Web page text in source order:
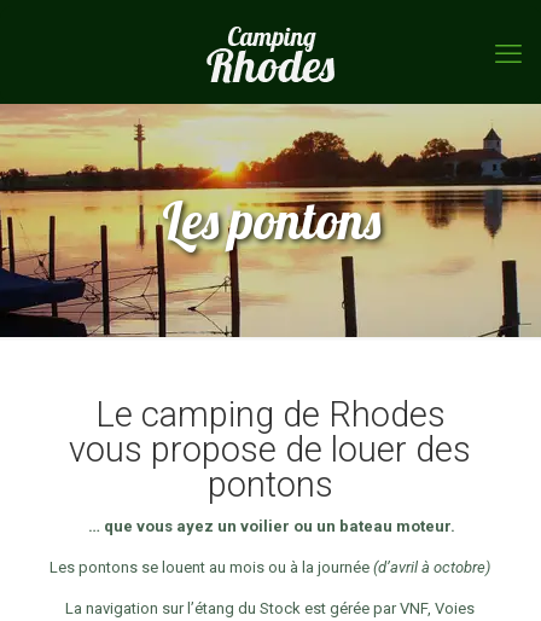
Les pontons
Le camping de Rhodes
vous propose de louer des
pontons
… que vous ayez un voilier ou un bateau moteur.
Les pontons se louent au mois ou à la journée(d’avril à octobre)
La navigation sur l’étang du Stock est gérée par VNF, Voies